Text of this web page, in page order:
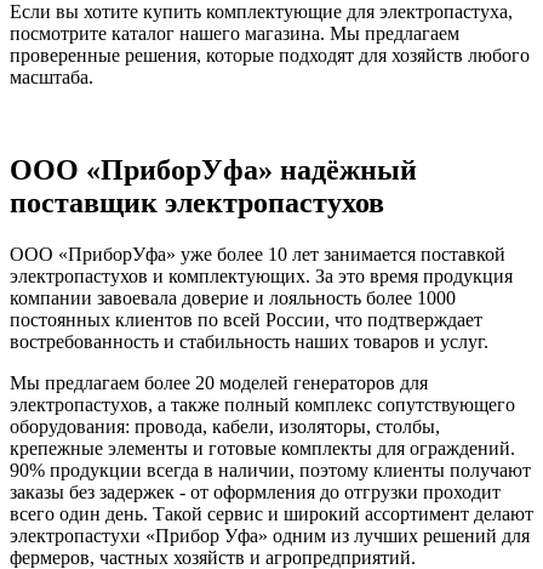
Если вы хотите купить комплектующие для электропастуха,
посмотрите каталог нашего магазина. Мы предлагаем
проверенные решения, которые подходят для хозяйств любого
масштаба.
ООО «ПриборУфа» надёжный
поставщик электропастухов
ООО «ПриборУфа» уже более 10 лет занимается поставкой
электропастухов и комплектующих. За это время продукция
компании завоевала доверие и лояльность более 1000
постоянных клиентов по всей России, что подтверждает
востребованность и стабильность наших товаров и услуг.
Мы предлагаем более 20 моделей генераторов для
электропастухов, а также полный комплекс сопутствующего
оборудования: провода, кабели, изоляторы, столбы,
крепежные элементы и готовые комплекты для ограждений.
90% продукции всегда в наличии, поэтому клиенты получают
заказы без задержек - от оформления до отгрузки проходит
всего один день. Такой сервис и широкий ассортимент делают
электропастухи «Прибор Уфа» одним из лучших решений для
фермеров, частных хозяйств и агропредприятий.